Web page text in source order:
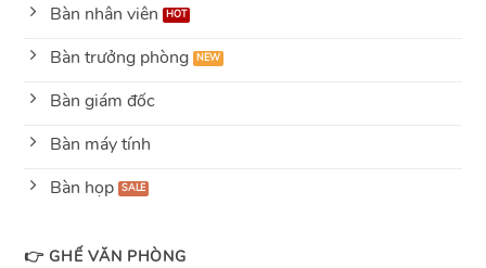
Bàn nhân viên
Bàn trưởng phòng
Bàn giám đốc
Bàn máy tính
Bàn họp
👉 GHẾ VĂN PHÒNG